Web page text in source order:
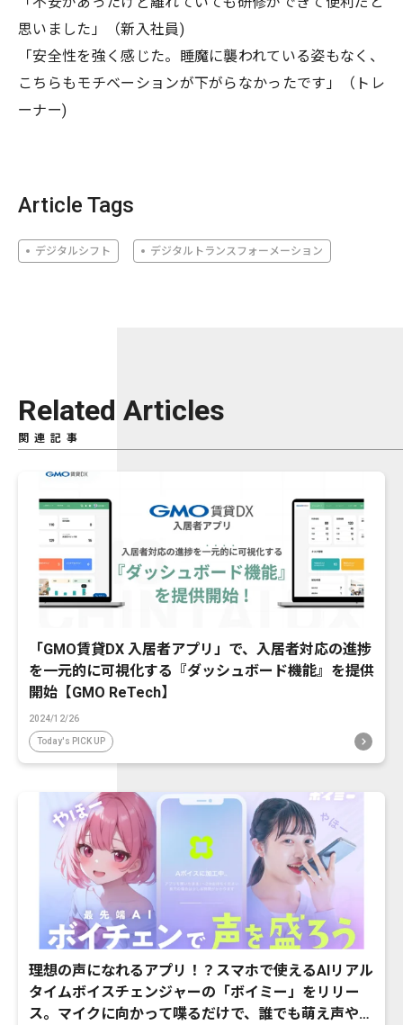
思いました」（新入社員)
「安全性を強く感じた。睡魔に襲われている姿もなく、
こちらもモチベーションが下がらなかったです」（トレ
ーナー)
Article Tags
デジタルシフト デジタルトランスフォーメーション
Related Articles
関連記事
「GMO賃貸DX 入居者アプリ」で、入居者対応の進捗
を一元的に可視化する『ダッシュボード機能』を提供
開始【GMO ReTech】
2024/12/26
Today's PICK UP
理想の声になれるアプリ！？スマホで使えるAIリアル
タイムボイスチェンジャーの「ボイミー」をリリー
ス。マイクに向かって喋るだけで、誰でも萌え声やイ